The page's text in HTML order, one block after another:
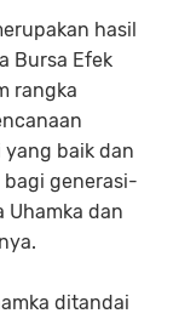
hasil
Bursa Efek
rangka
baik dan
generasi-
Uhamka dan
ditandai